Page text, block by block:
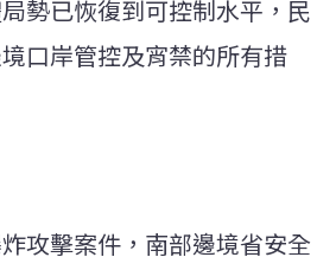
勢已恢復到可控制水平，民
口岸管控及宵禁的所有措
攻擊案件，南部邊境省安全